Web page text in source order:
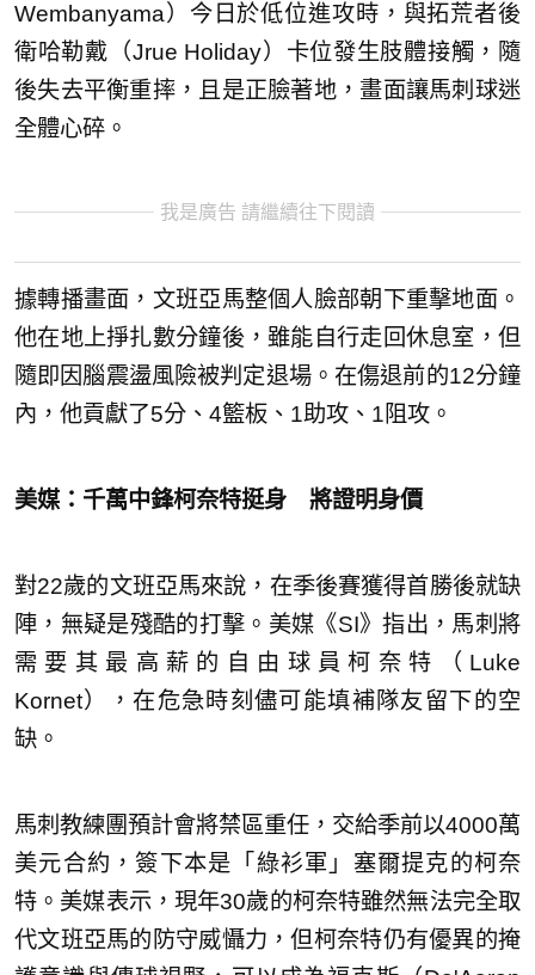
Wembanyama）今日於低位進攻時，與拓荒者後
衛哈勒戴（Jrue Holiday）卡位發生肢體接觸，隨
後失去平衡重摔，且是正臉著地，畫面讓馬刺球迷
全體心碎。
我是廣告 請繼續往下閱讀
據轉播畫面，文班亞馬整個人臉部朝下重擊地面。
他在地上掙扎數分鐘後，雖能自行走回休息室，但
隨即因腦震盪風險被判定退場。在傷退前的12分鐘
內，他貢獻了5分、4籃板、1助攻、1阻攻。
美媒：千萬中鋒柯奈特挺身 將證明身價
對22歲的文班亞馬來說，在季後賽獲得首勝後就缺
陣，無疑是殘酷的打擊。美媒《SI》指出，馬刺將
需要其最高薪的自由球員柯奈特（Luke
Kornet），在危急時刻儘可能填補隊友留下的空
缺。
馬刺教練團預計會將禁區重任，交給季前以4000萬
美元合約，簽下本是「綠衫軍」塞爾提克的柯奈
特。美媒表示，現年30歲的柯奈特雖然無法完全取
代文班亞馬的防守威懾力，但柯奈特仍有優異的掩